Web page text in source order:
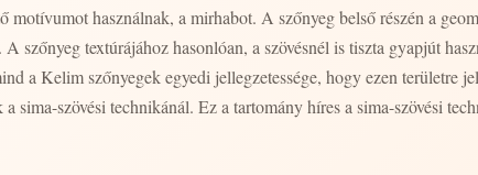
motívumot használnak, a mirhabot. A szőnyeg belső részén a
A szőnyeg textúrájához hasonlóan, a szövésnél is tiszta gyapjút
a Kelim szőnyegek egyedi jellegzetessége, hogy ezen területre
a sima-szövési technikánál. Ez a tartomány híres a sima-szövési